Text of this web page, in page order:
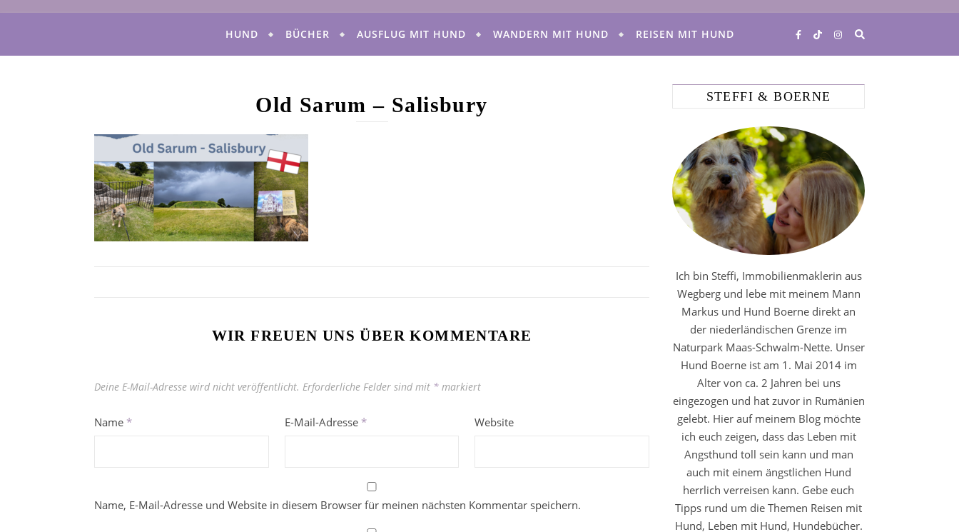
HUND BÜCHER AUSFLUG MIT HUND WANDERN MIT HUND REISEN MIT HUND
Old Sarum – Salisbury
WIR FREUEN UNS ÜBER KOMMENTARE
Deine E-Mail-Adresse wird nicht veröffentlicht. Erforderliche Felder sind mit * markiert
Name * E-Mail-Adresse * Website
Name, E-Mail-Adresse und Website in diesem Browser für meinen nächsten Kommentar speichern.
STEFFI & BOERNE
Ich bin Steffi, Immobilienmaklerin aus
Wegberg und lebe mit meinem Mann
Markus und Hund Boerne direkt an
der niederländischen Grenze im
Naturpark Maas-Schwalm-Nette. Unser
Hund Boerne ist am 1. Mai 2014 im
Alter von ca. 2 Jahren bei uns
eingezogen und hat zuvor in Rumänien
gelebt. Hier auf meinem Blog möchte
ich euch zeigen, dass das Leben mit
Angsthund toll sein kann und man
auch mit einem ängstlichen Hund
herrlich verreisen kann. Gebe euch
Tipps rund um die Themen Reisen mit
Hund, Leben mit Hund, Hundebücher.